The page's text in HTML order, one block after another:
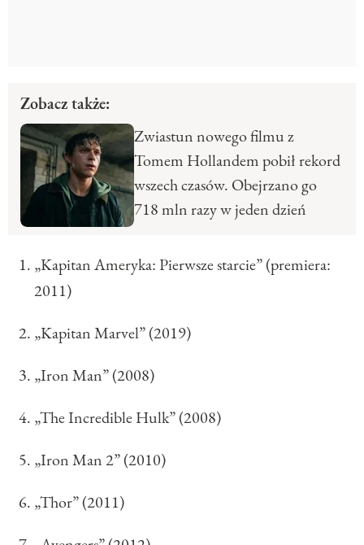
Zobacz także:
Zwiastun nowego filmu z
Tomem Hollandem pobił rekord
wszech czasów. Obejrzano go
718 mln razy w jeden dzień
„Kapitan Ameryka: Pierwsze starcie” (premiera:
2011)
„Kapitan Marvel” (2019)
„Iron Man” (2008)
„The Incredible Hulk” (2008)
„Iron Man 2” (2010)
„Thor” (2011)